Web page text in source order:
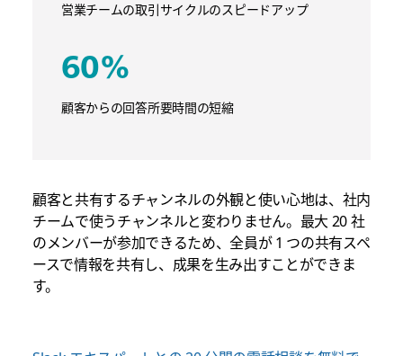
営業チームの取引サイクルのスピードアップ
60%
顧客からの回答所要時間の短縮
顧客と共有するチャンネルの外観と使い心地は、社内
チームで使うチャンネルと変わりません。最大 20 社
のメンバーが参加できるため、全員が 1 つの共有スペ
ースで情報を共有し、成果を生み出すことができま
す。